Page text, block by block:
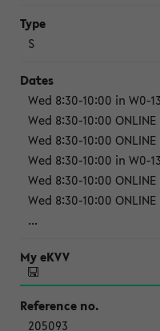
S
Wed 8:30-10:00 in W0-
Wed 8:30-10:00
Wed 8:30-10:00 ONLINE
Wed 8:30-10:00 in W0-
Wed 8:30-10:00 ONLINE
Wed 8:30-10:00 ONLINE
...
205093